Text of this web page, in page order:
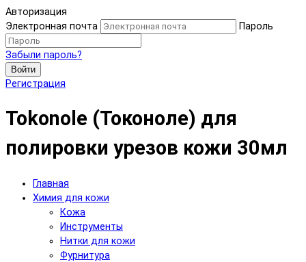
Авторизация
Электронная почта
Пароль
Забыли пароль?
Войти
Регистрация
Tokonole (Токоноле) для
полировки урезов кожи 30мл
Главная
Химия для кожи
Кожа
Инструменты
Нитки для кожи
Фурнитура